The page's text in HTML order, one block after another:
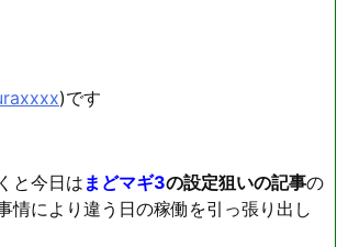
)です
と今日は まどマギ3の設定狙いの記事の
情により違う日の稼働を引っ張り出し